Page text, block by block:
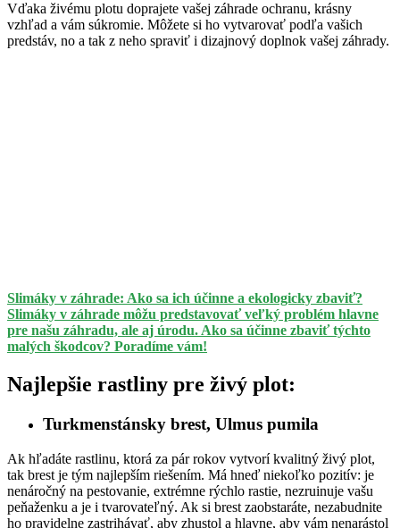
Vďaka živému plotu doprajete vašej záhrade ochranu, krásny
vzhľad a vám súkromie. Môžete si ho vytvarovať podľa vašich
predstáv, no a tak z neho spraviť i dizajnový doplnok vašej záhrady.
Slimáky v záhrade: Ako sa ich účinne a ekologicky zbaviť?
Slimáky v záhrade môžu predstavovať veľký problém hlavne
pre našu záhradu, ale aj úrodu. Ako sa účinne zbaviť týchto
malých škodcov? Poradíme vám!
Najlepšie rastliny pre živý plot:
Turkmenstánsky brest, Ulmus pumila
Ak hľadáte rastlinu, ktorá za pár rokov vytvorí kvalitný živý plot,
tak brest je tým najlepším riešením. Má hneď niekoľko pozitív: je
nenáročný na pestovanie, extrémne rýchlo rastie, nezruinuje vašu
peňaženku a je i tvarovateľný. Ak si brest zaobstaráte, nezabudnite
ho pravidelne zastrihávať, aby zhustol a hlavne, aby vám nenarástol